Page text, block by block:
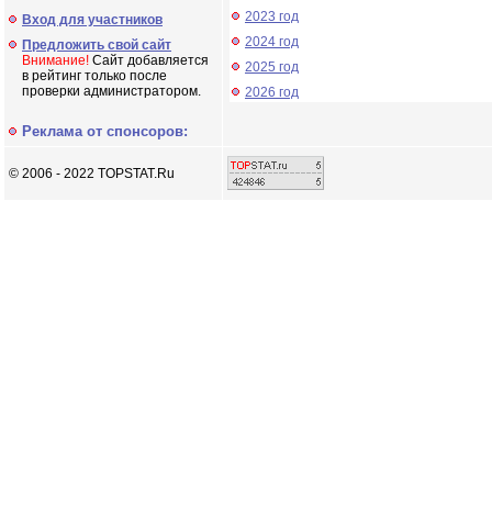
Вход для участников
Предложить свой сайт
Внимание! Сайт добавляется
в рейтинг только после
проверки администратором.
Реклама от спонсоров:
2023 год
2024 год
2025 год
2026 год
© 2006 - 2022 TOPSTAT.Ru